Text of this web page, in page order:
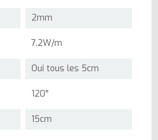
2mm
7.2W/m
Oui tous les 5cm
120°
15cm